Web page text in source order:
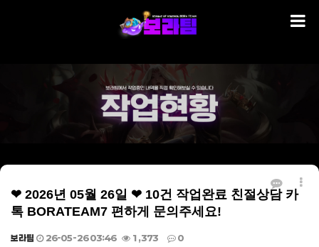
❤ 2026년 05월 26일 ❤ 10건 작업완료 친절상담 카
톡 BORATEAM7 편하게 문의주세요!
보라팀 26-05-26 03:46 1,373 0